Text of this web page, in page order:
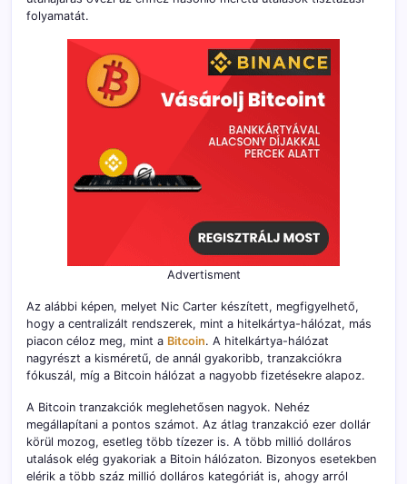
folyamatát.
Advertisment
Az alábbi képen, melyet Nic Carter készített, megfigyelhető,
hogy a centralizált rendszerek, mint a hitelkártya-hálózat, más
piacon céloz meg, mint a Bitcoin. A hitelkártya-hálózat
nagyrészt a kisméretű, de annál gyakoribb, tranzakciókra
fókuszál, míg a Bitcoin hálózat a nagyobb fizetésekre alapoz.
A Bitcoin tranzakciók meglehetősen nagyok. Nehéz
megállapítani a pontos számot. Az átlag tranzakció ezer dollár
körül mozog, esetleg több tízezer is. A több millió dolláros
utalások elég gyakoriak a Bitoin hálózaton. Bizonyos esetekben
elérik a több száz millió dolláros kategóriát is, ahogy arról